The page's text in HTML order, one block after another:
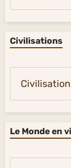
Civilisations
Le Monde en